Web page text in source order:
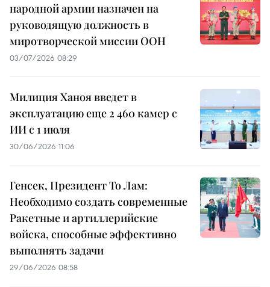
народной армии назначен на
руководящую должность в
миротворческой миссии ООН
03/07/2026 08:29
Милиция Ханоя введет в
эксплуатацию еще 2 460 камер с
ИИ с 1 июля
30/06/2026 11:06
Генсек, Президент То Лам:
Необходимо создать современные
Ракетные и артиллерийские
войска, способные эффективно
выполнять задачи
29/06/2026 08:58